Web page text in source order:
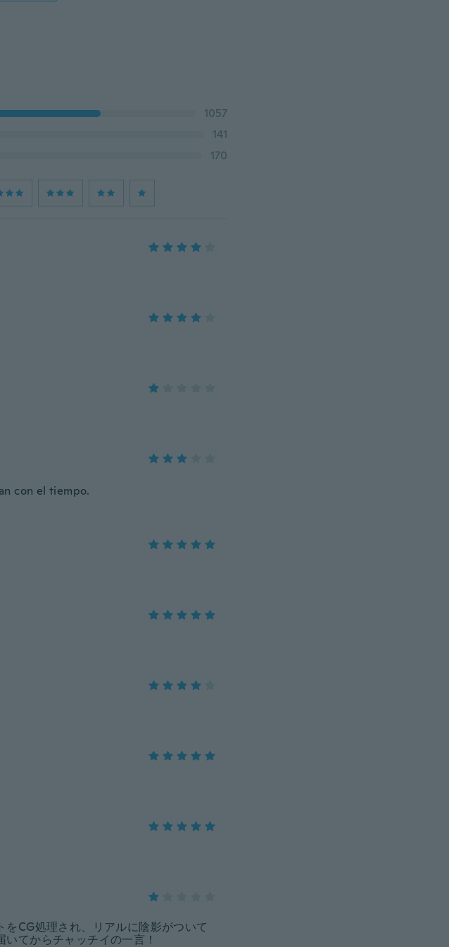
1057
141
170
con el tiempo.
CG処理され、リアルに陰影がついて
てからチャッチイの一言！